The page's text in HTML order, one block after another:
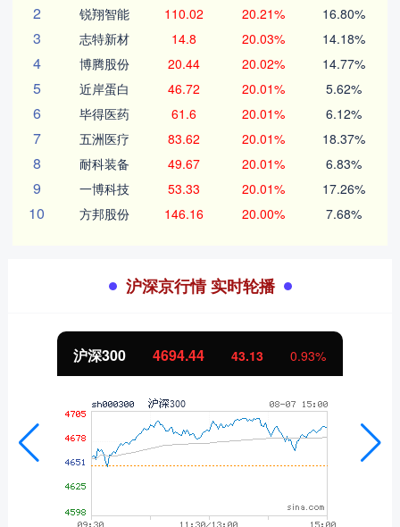
2 锐翔智能 110.02 20.21% 16.80%
3 志特新材 14.8 20.03% 14.18%
4 博腾股份 20.44 20.02% 14.77%
5 近岸蛋白 46.72 20.01% 5.62%
6 毕得医药 61.6 20.01% 6.12%
7 五洲医疗 83.62 20.01% 18.37%
8 耐科装备 49.67 20.01% 6.83%
9 一博科技 53.33 20.01% 17.26%
10 方邦股份 146.16 20.00% 7.68%
沪深京行情 实时轮播
北证50 1134.24 11.37 1.01%